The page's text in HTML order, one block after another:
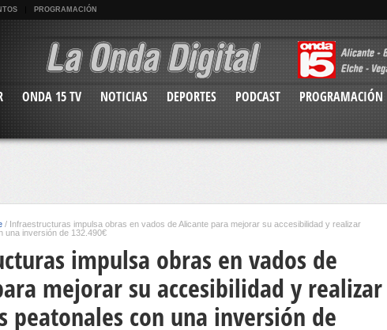
PROGRAMACIÓN
ONDA 15 TV NOTICIAS DEPORTES PODCAST PROGRAMACIÓN
/ Infraestructuras impulsa obras en vados de Alicante para mejorar su accesibilidad y realizar
una inversión de 132.490€
impulsa obras en vados de
mejorar su accesibilidad y realizar
peatonales con una inversión de